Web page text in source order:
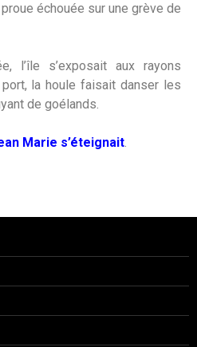
échouée sur une grève de
l’île s’exposait aux rayons
la houle faisait danser les
de goélands.
Marie s’éteignait.